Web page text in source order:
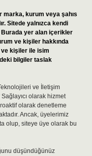
marka, kurum veya şahıs
Sitede yalnızca kendi
Burada yer alan içerikler
ve kişiler hakkında
ve kişiler ile isim
bilgiler taslak
ve İletişim
olarak hizmet
olarak denetleme
Ancak, üyelerimiz
olup, siteye üye olarak bu
düşündüğünüz